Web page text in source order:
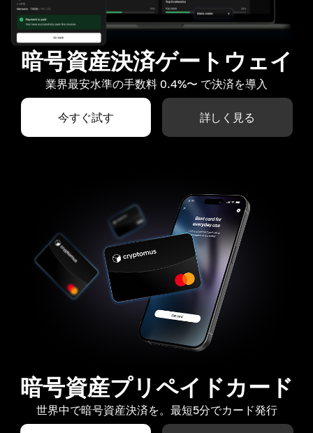
暗号資産決済ゲートウェイ
業界最安水準の手数料 0.4%〜 で決済を導入
今すぐ試す 詳しく見る
暗号資産プリペイドカード
世界中で暗号資産決済を。最短5分でカード発行